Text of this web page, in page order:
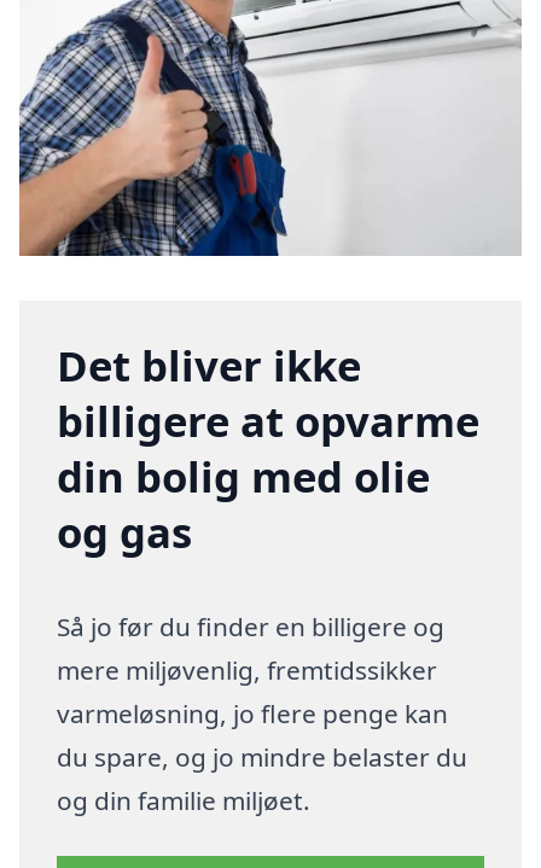
Det bliver ikke
billigere at opvarme
din bolig med olie
og gas
Så jo før du finder en billigere og
mere miljøvenlig, fremtidssikker
varmeløsning, jo flere penge kan
du spare, og jo mindre belaster du
og din familie miljøet.